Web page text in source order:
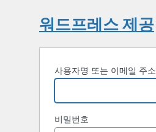
워드프레스 제공
사용자명 또는 이메일 주소
비밀번호